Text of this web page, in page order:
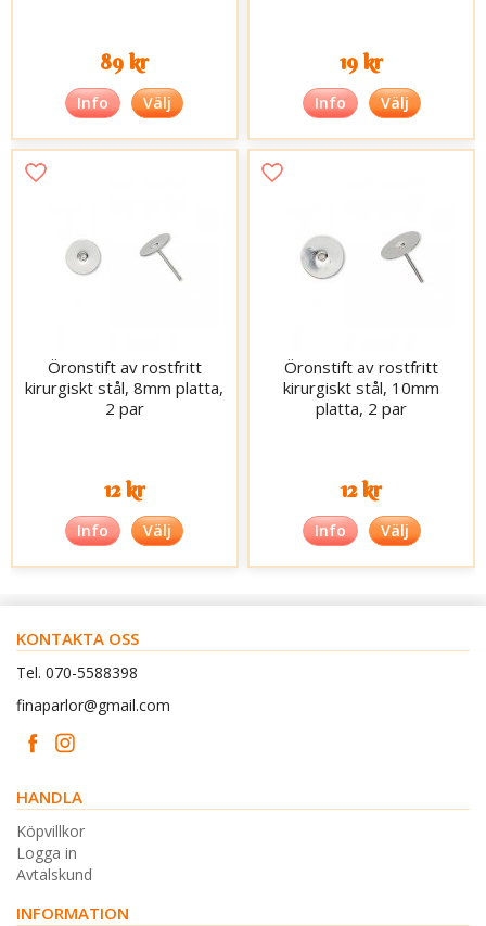
89 kr
Info Välj
19 kr
Info Välj
Öronstift av rostfritt
kirurgiskt stål, 8mm platta,
2 par
12 kr
Info Välj
Öronstift av rostfritt
kirurgiskt stål, 10mm
platta, 2 par
12 kr
Info Välj
KONTAKTA OSS
Tel. 070-5588398
finaparlor@gmail.com
HANDLA
Köpvillkor
Logga in
Avtalskund
INFORMATION